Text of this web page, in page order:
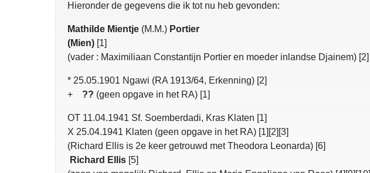
Hieronder de gegevens die ik tot nu heb gevonden:
Mathilde Mientje (M.M.) Portier
(Mien) [1]
(vader : Maximiliaan Constantijn Portier en moeder inlandse Djainem) [2]
* 25.05.1901 Ngawi (RA 1913/64, Erkenning) [2]
+ ?? (geen opgave in het RA) [1]
OT 11.04.1941 Sf. Soemberdadi, Kras Klaten [1]
X 25.04.1941 Klaten (geen opgave in het RA) [1][2][3]
(Richard Ellis is 2e keer getrouwd met Theodora Leonarda) [6]
Richard Ellis [5]